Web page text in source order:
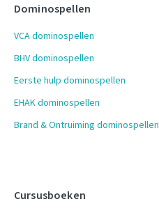
Dominospellen
VCA dominospellen
BHV dominospellen
Eerste hulp dominospellen
EHAK dominospellen
Brand & Ontruiming dominospellen
Cursusboeken